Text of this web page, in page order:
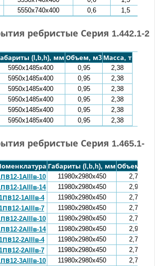
5550x740x400 0,6 1,5
ребристые Серия 1.442.1-2
(l,b,h), мм Объем, м3 Масса, т
5950x1485x400 0,95
2,38
5950x1485x400 0,95
2,38
5950x1485x400 0,95
2,38
5950x1485x400 0,95
2,38
5950x1485x400 0,95
2,38
5950x1485x400 0,95 2,38
ребристые Серия 1.465.1-
Габариты (l,b,h), мм Объем, м3
1АIIIв-10 11980x2980x450
2,71
1АIIIв-14
11980x2980x450
2,93
1АIIIв-4
11980x2980x450
2,77
1АIIIв-7
11980x2980x450
2,75
2АIIIв-10
11980x2980x450
2,71
2АIIIв-14
11980x2980x450
2,93
2АIIIв-4
11980x2980x450
2,77
2АIIIв-7
11980x2980x450
2,75
3АIIIв-10
11980x2980x450
2,71